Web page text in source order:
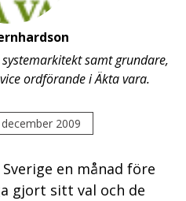
samt grundare,
ordförande i Äkta vara.
2009
en månad före
gjort sitt val och de